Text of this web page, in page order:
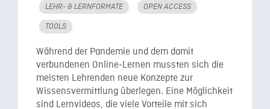
LEHR- & LERNFORMATE OPEN ACCESS
TOOLS
Während der Pandemie und dem damit
verbundenen Online-Lernen mussten sich die
meisten Lehrenden neue Konzepte zur
Wissensvermittlung überlegen. Eine Möglichkeit
sind Lernvideos, die viele Vorteile mit sich